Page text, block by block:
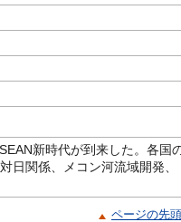
新時代が到来した。各国
日関係、メコン河流域開発、
ページの先